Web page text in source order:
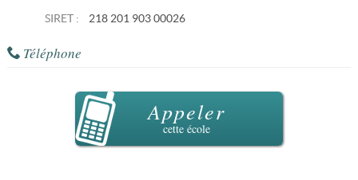
SIRET :
218 201 903 00026
Téléphone
Appeler
cette école